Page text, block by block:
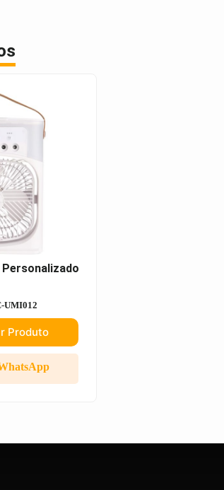
UMI012
Produto